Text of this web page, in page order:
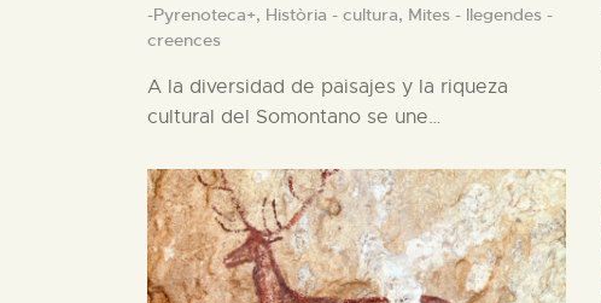
-Pyrenoteca+, Història - cultura, Mites - llegendes -
creences
A la diversidad de paisajes y la riqueza
cultural del Somontano se une…